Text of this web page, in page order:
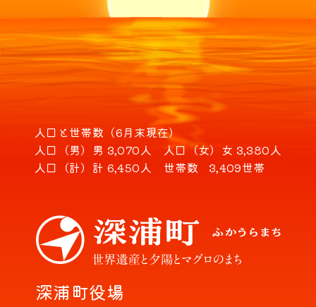
深浦町役場
人口と世帯数（6月末現在）
人口（男） 男 3,070人 人口（女） 女 3,380人
人口（計） 計 6,450人 世帯数 3,409世帯